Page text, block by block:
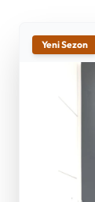
Yeni Sezon